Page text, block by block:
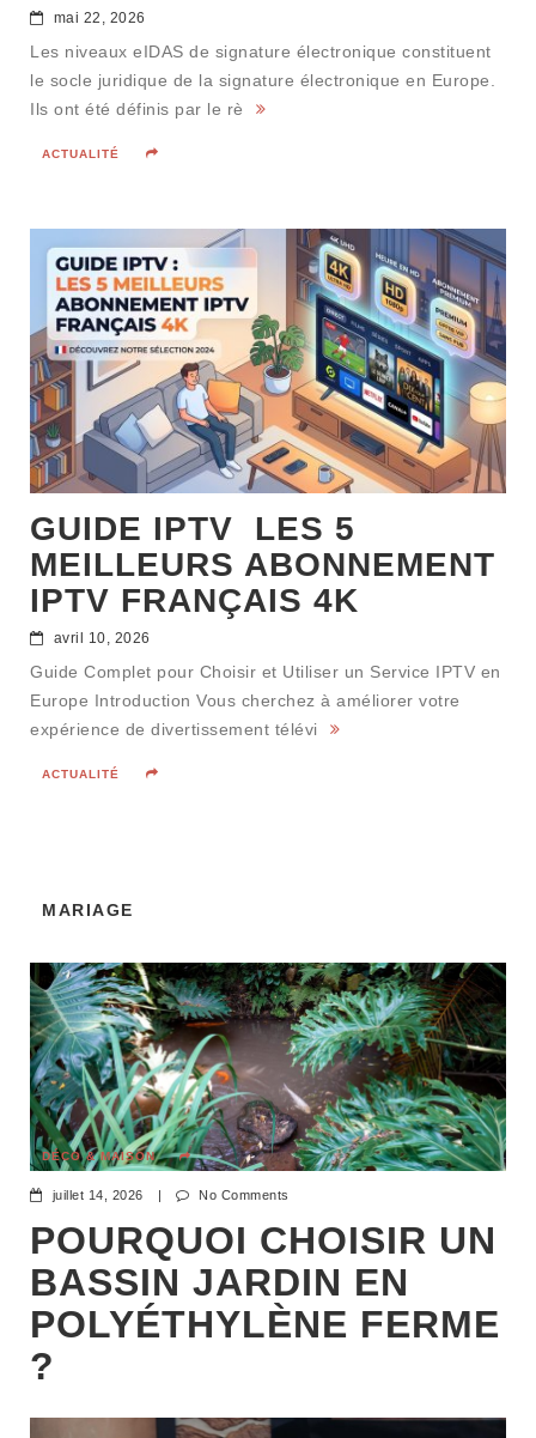
mai 22, 2026
Les niveaux eIDAS de signature électronique constituent
le socle juridique de la signature électronique en Europe.
Ils ont été définis par le rè
ACTUALITÉ
GUIDE IPTV LES 5
MEILLEURS ABONNEMENT
IPTV FRANÇAIS 4K
avril 10, 2026
Guide Complet pour Choisir et Utiliser un Service IPTV en
Europe Introduction Vous cherchez à améliorer votre
expérience de divertissement télévi
ACTUALITÉ
MARIAGE
DÉCO & MAISON
juillet 14, 2026 | No Comments
POURQUOI CHOISIR UN
BASSIN JARDIN EN
POLYÉTHYLÈNE FERME
?